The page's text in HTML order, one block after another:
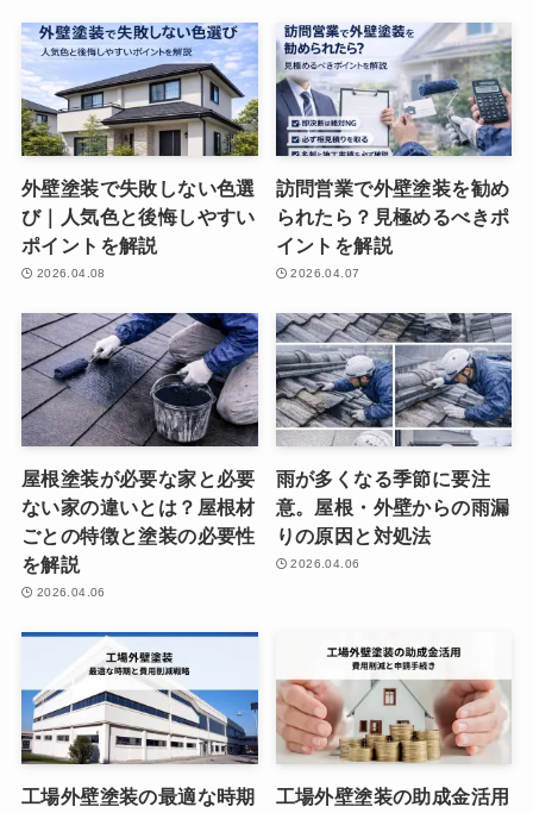
外壁塗装で失敗しない色選
び｜人気色と後悔しやすい
ポイントを解説
2026.04.08
訪問営業で外壁塗装を勧め
られたら？見極めるべきポ
イントを解説
2026.04.07
屋根塗装が必要な家と必要
ない家の違いとは？屋根材
ごとの特徴と塗装の必要性
を解説
2026.04.06
雨が多くなる季節に要注
意。屋根・外壁からの雨漏
りの原因と対処法
2026.04.06
工場外壁塗装の最適な時期
工場外壁塗装の助成金活用